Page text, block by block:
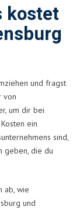
kostet
und fragst
von
um dir bei
ein
sind,
geben, die du
ab, wie
und